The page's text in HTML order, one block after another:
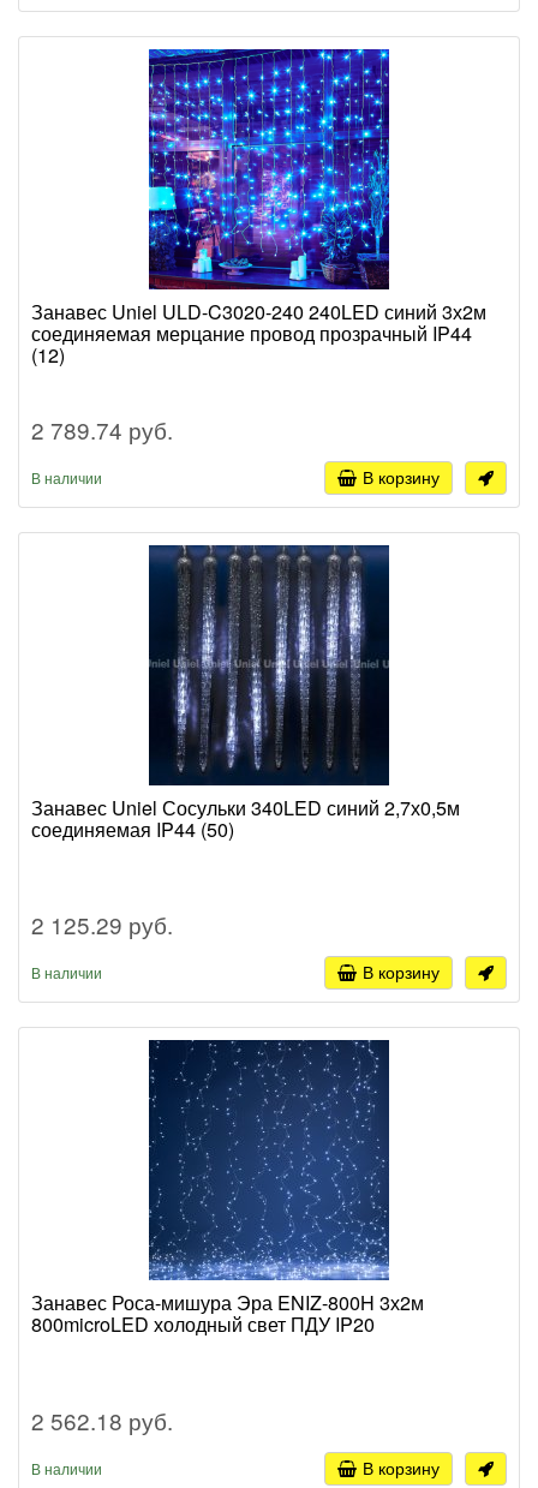
Занавес Uniel ULD-C3020-240 240LED синий 3х2м
соединяемая мерцание провод прозрачный IP44
(12)
2 789.74 руб.
В наличии В корзину
Занавес Uniel Сосульки 340LED синий 2,7х0,5м
соединяемая IP44 (50)
2 125.29 руб.
В наличии В корзину
Занавес Роса-мишура Эра ENIZ-800H 3х2м
800microLED холодный свет ПДУ IP20
2 562.18 руб.
В наличии В корзину